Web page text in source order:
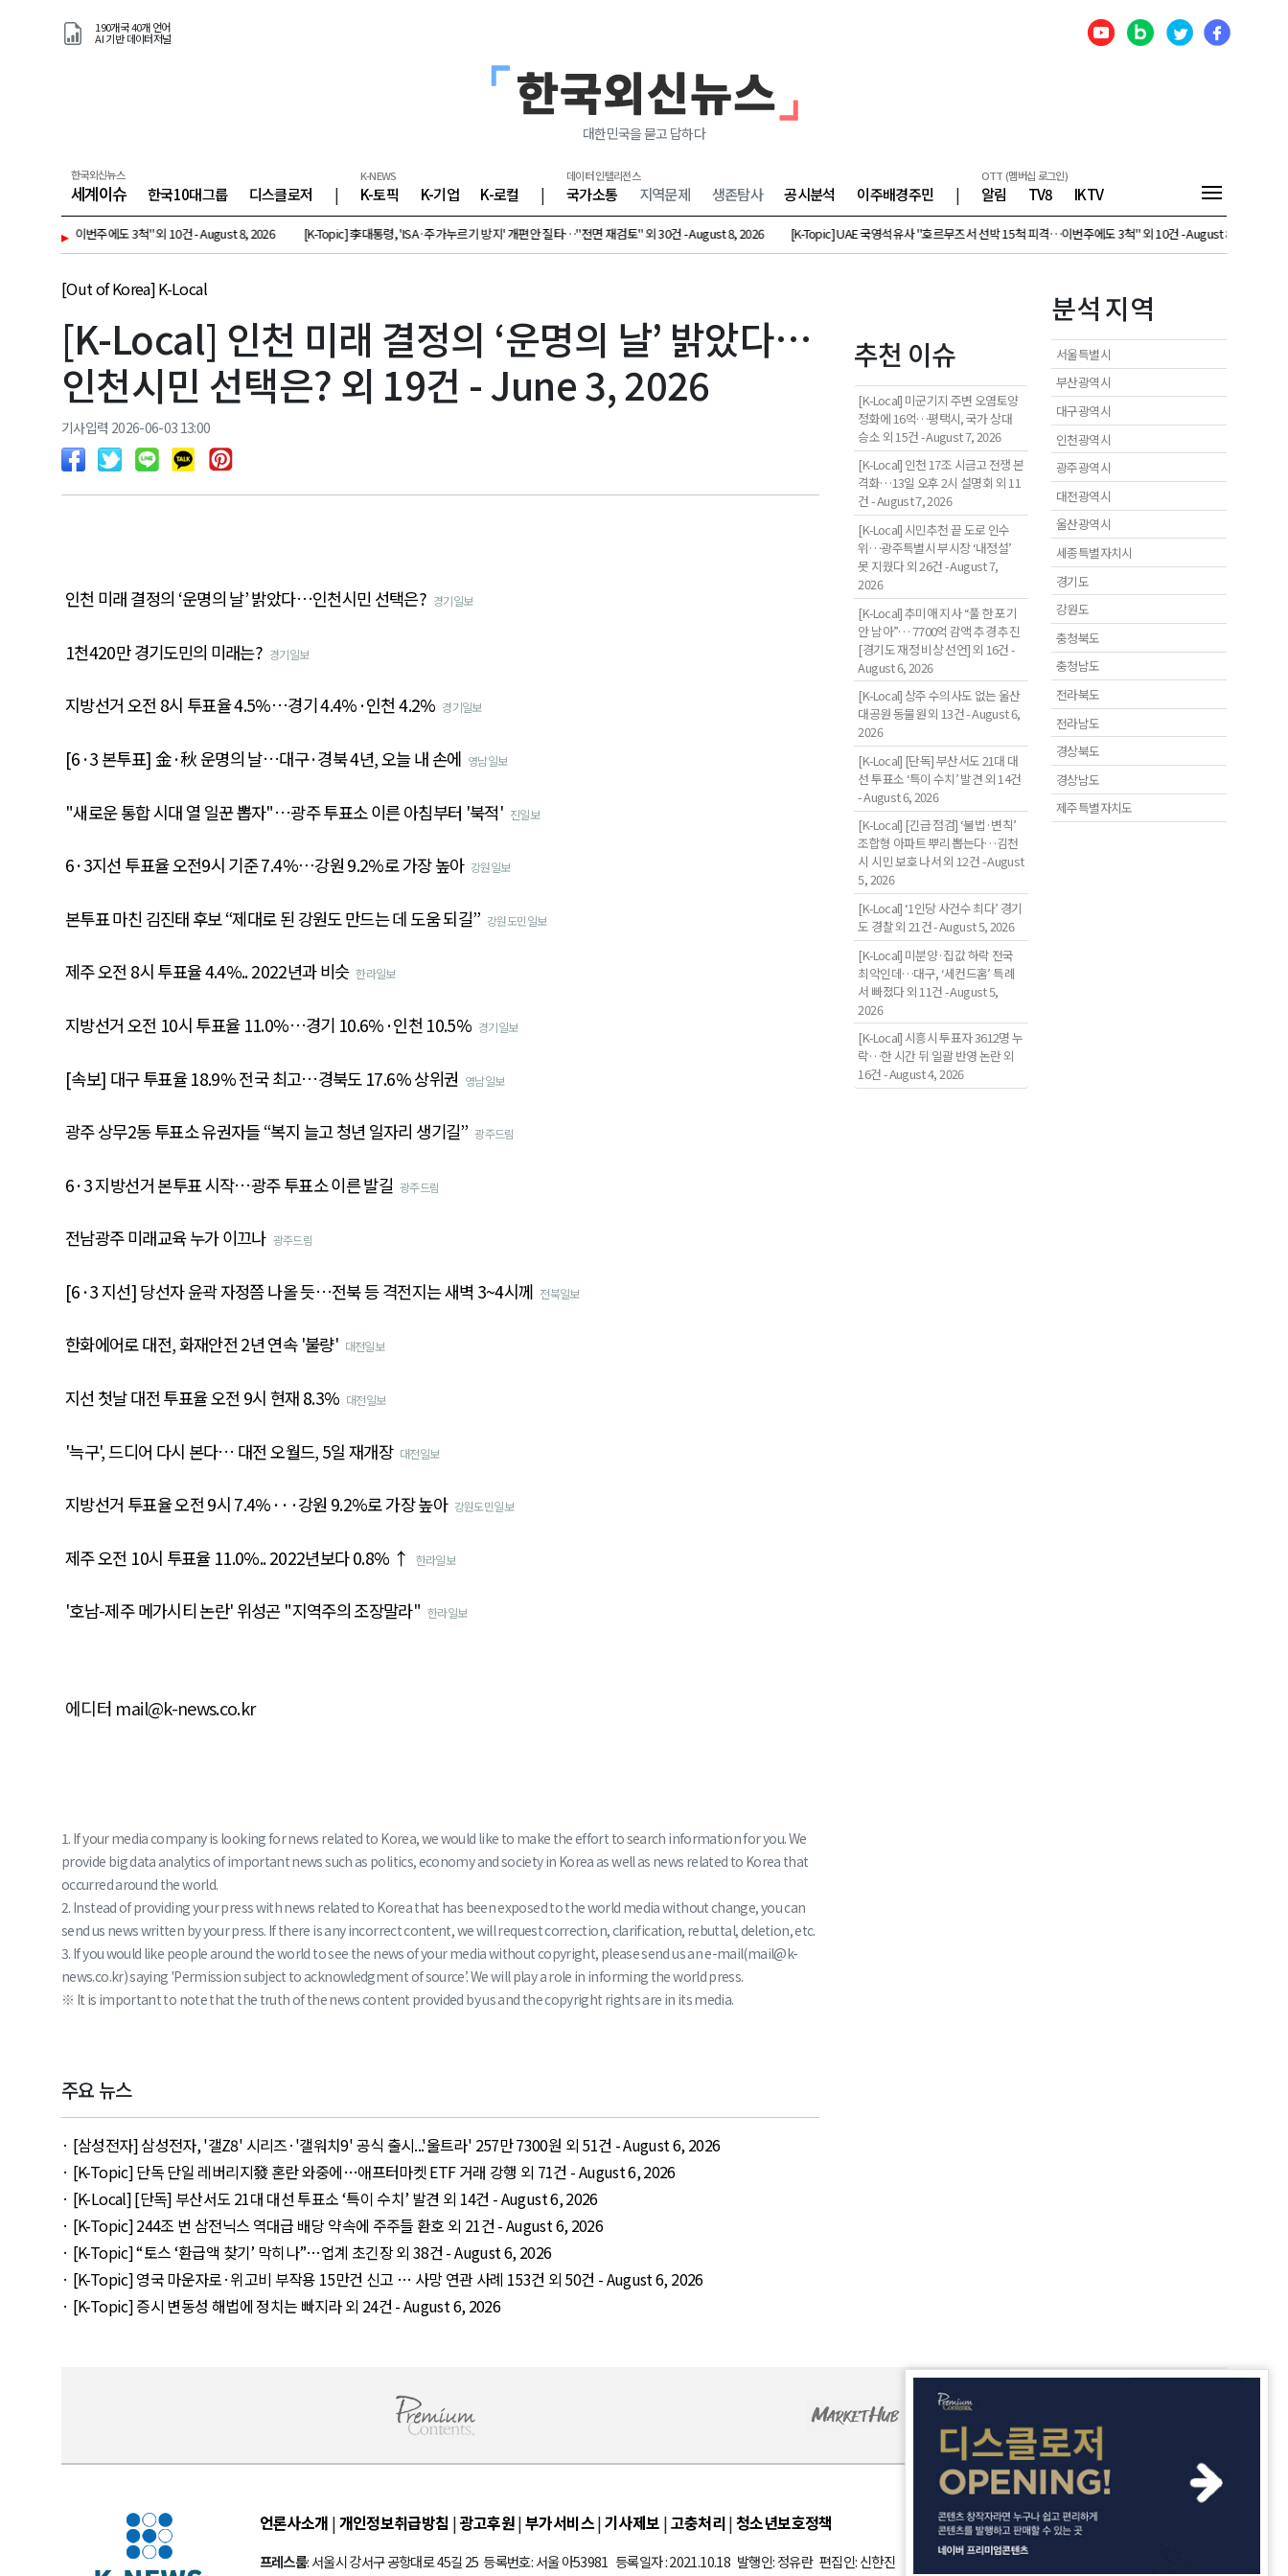
190개국 40개 언어
AI 기반 데이터저널
대한민국을 묻고 답하다
한국외신뉴스
세계이슈 한국10대그룹 디스클로저 |
K-NEWS
K-토픽 K-기업 K-로컬 |
데이터 인텔리전스
국가소통 지역문제 생존탐사 공시분석 이주배경주민 |
OTT (멤버십 로그인)
알림 TV8 IKTV
▸
피격…이번주에도 3척" 외 10건 - August 8, 2026 [K-Topic] 李대통령, 'ISA·주가누르기 방지' 개편안 질타…"전면 재검토" 외 30건 - August 8, 2026 [K-Topic] UAE 국영석유사 "호르무즈서 선박 15척 피격…이번주에도 3척" 외 10건 - August 8, 2026
[Out of Korea] K-Local
[K-Local] 인천 미래 결정의 ‘운명의 날’ 밝았다…
인천시민 선택은? 외 19건 - June 3, 2026
기사입력 2026-06-03 13:00
인천 미래 결정의 ‘운명의 날’ 밝았다…인천시민 선택은? 경기일보
1천420만 경기도민의 미래는? 경기일보
지방선거 오전 8시 투표율 4.5%…경기 4.4%·인천 4.2% 경기일보
[6·3 본투표] 金·秋 운명의 날…대구·경북 4년, 오늘 내 손에 영남일보
"새로운 통합 시대 열 일꾼 뽑자"…광주 투표소 이른 아침부터 '북적' 진일보
6·3지선 투표율 오전9시 기준 7.4%⋯강원 9.2%로 가장 높아 강원일보
본투표 마친 김진태 후보 “제대로 된 강원도 만드는 데 도움 되길” 강원도민일보
제주 오전 8시 투표율 4.4%.. 2022년과 비슷 한라일보
지방선거 오전 10시 투표율 11.0%…경기 10.6%·인천 10.5% 경기일보
[속보] 대구 투표율 18.9% 전국 최고…경북도 17.6% 상위권 영남일보
광주 상무2동 투표소 유권자들 “복지 늘고 청년 일자리 생기길” 광주드림
6·3 지방선거 본투표 시작…광주 투표소 이른 발길 광주드림
전남광주 미래교육 누가 이끄나 광주드림
[6·3 지선] 당선자 윤곽 자정쯤 나올 듯…전북 등 격전지는 새벽 3~4시께 전북일보
한화에어로 대전, 화재안전 2년 연속 '불량' 대전일보
지선 첫날 대전 투표율 오전 9시 현재 8.3% 대전일보
'늑구', 드디어 다시 본다… 대전 오월드, 5일 재개장 대전일보
지방선거 투표율 오전 9시 7.4%···강원 9.2%로 가장 높아 강원도민일보
제주 오전 10시 투표율 11.0%.. 2022년보다 0.8% ↑ 한라일보
'호남-제주 메가시티 논란' 위성곤 "지역주의 조장말라" 한라일보
에디터 mail@k-news.co.kr
1. If your media company is looking for news related to Korea, we would like to make the effort to search information for you. We
provide big data analytics of important news such as politics, economy and society in Korea as well as news related to Korea that
occurred around the world.
2. Instead of providing your press with news related to Korea that has been exposed to the world media without change, you can
send us news written by your press. If there is any incorrect content, we will request correction, clarification, rebuttal, deletion, etc.
3. If you would like people around the world to see the news of your media without copyright, please send us an e-mail(mail@k-
news.co.kr) saying 'Permission subject to acknowledgment of source’. We will play a role in informing the world press.
※ It is important to note that the truth of the news content provided by us and the copyright rights are in its media.
주요 뉴스
· [삼성전자] 삼성전자, '갤Z8' 시리즈·'갤워치9' 공식 출시...'울트라' 257만 7300원 외 51건 - August 6, 2026
· [K-Topic] 단독 단일 레버리지發 혼란 와중에…애프터마켓 ETF 거래 강행 외 71건 - August 6, 2026
· [K-Local] [단독] 부산서도 21대 대선 투표소 ‘특이 수치’ 발견 외 14건 - August 6, 2026
· [K-Topic] 244조 번 삼전닉스 역대급 배당 약속에 주주들 환호 외 21건 - August 6, 2026
· [K-Topic] “토스 ‘환급액 찾기’ 막히나”…업계 초긴장 외 38건 - August 6, 2026
· [K-Topic] 영국 마운자로·위고비 부작용 15만건 신고 … 사망 연관 사례 153건 외 50건 - August 6, 2026
· [K-Topic] 증시 변동성 해법에 정치는 빠지라 외 24건 - August 6, 2026
추천 이슈
[K-Local] 미군기지 주변 오염토양
정화에 16억…평택시, 국가 상대
승소 외 15건 - August 7, 2026
[K-Local] 인천 17조 시금고 전쟁 본
격화…13일 오후 2시 설명회 외 11
건 - August 7, 2026
[K-Local] 시민추천 끝 도로 인수
위…광주특별시 부시장 ‘내정설’
못 지웠다 외 26건 - August 7,
2026
[K-Local] 추미애 지사 “풀 한 포기
안 남아”… 7700억 감액 추경 추진
[경기도 재정 비상 선언] 외 16건 -
August 6, 2026
[K-Local] 상주 수의사도 없는 울산
대공원 동물원 외 13건 - August 6,
2026
[K-Local] [단독] 부산서도 21대 대
선 투표소 ‘특이 수치’ 발견 외 14건
- August 6, 2026
[K-Local] [긴급 점검] ‘불법·변칙’
조합형 아파트 뿌리 뽑는다…김천
시 시민 보호 나서 외 12건 - August
5, 2026
[K-Local] ‘1인당 사건수 최다’ 경기
도 경찰 외 21건 - August 5, 2026
[K-Local] 미분양·집값 하락 전국
최악인데…대구, ‘세컨드홈’ 특례
서 빠졌다 외 11건 - August 5,
2026
[K-Local] 시흥시 투표자 3612명 누
락…한 시간 뒤 일괄 반영 논란 외
16건 - August 4, 2026
분석 지역
서울특별시
부산광역시
대구광역시
인천광역시
광주광역시
대전광역시
울산광역시
세종특별자치시
경기도
강원도
충청북도
충청남도
전라북도
전라남도
경상북도
경상남도
제주특별자치도
언론사소개 |개인정보취급방침 |광고후원|부가서비스|기사제보 |고충처리|청소년보호정책
프레스룸: 서울시 강서구 공항대로 45길 25 등록번호: 서울 아53981 등록일자 : 2021.10.18 발행인: 정유란 편집인: 신한진